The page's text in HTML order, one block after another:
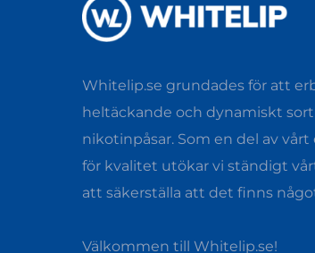
Whitelip.se grundades för att
heltäckande och dynamiskt
nikotinpåsar. Som en del av
för kvalitet utökar vi ständigt
att säkerställa att det finns
Välkommen till Whitelip.se!